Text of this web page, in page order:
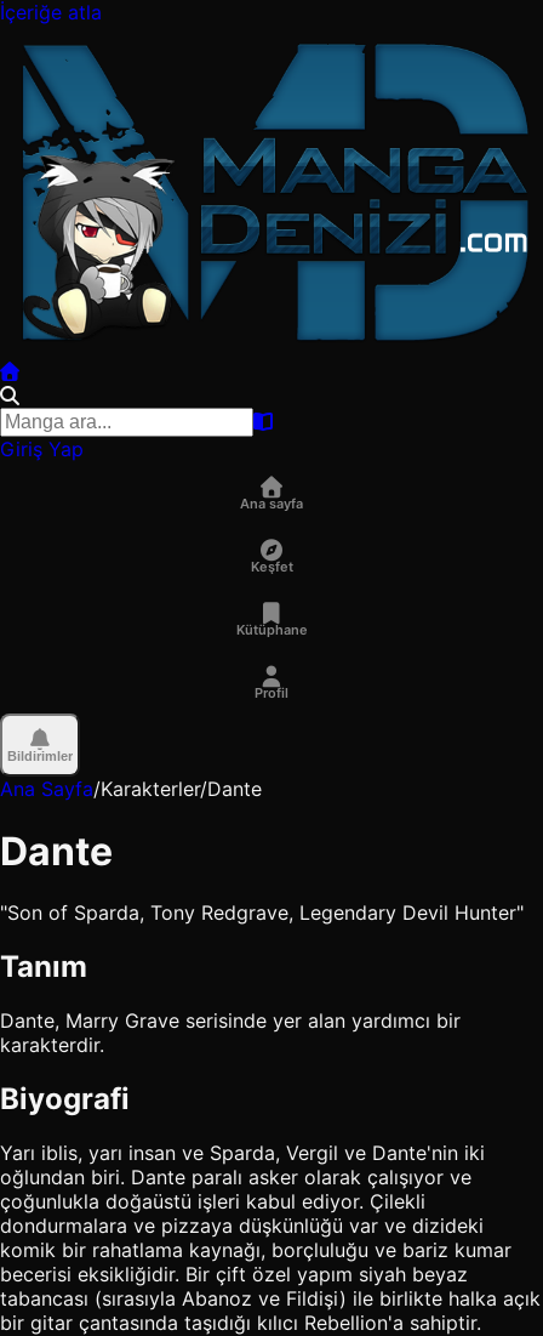
İçeriğe atla
Giriş Yap
Ana sayfa
Keşfet
Kütüphane
Profil
Bildirimler
Ana Sayfa/Karakterler/Dante
Dante
"Son of Sparda, Tony Redgrave, Legendary Devil Hunter"
Tanım
Dante, Marry Grave serisinde yer alan yardımcı bir
karakterdir.
Biyografi
Yarı iblis, yarı insan ve Sparda, Vergil ve Dante'nin iki
oğlundan biri. Dante paralı asker olarak çalışıyor ve
çoğunlukla doğaüstü işleri kabul ediyor. Çilekli
dondurmalara ve pizzaya düşkünlüğü var ve dizideki
komik bir rahatlama kaynağı, borçluluğu ve bariz kumar
becerisi eksikliğidir. Bir çift özel yapım siyah beyaz
tabancası (sırasıyla Abanoz ve Fildişi) ile birlikte halka açık
bir gitar çantasında taşıdığı kılıcı Rebellion'a sahiptir.